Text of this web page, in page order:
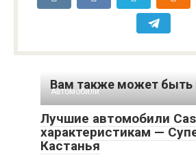
Вам также может быть
Автомобили
Лучшие автомобили
характеристикам —
Кастанья